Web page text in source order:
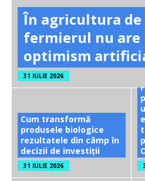
În agricultura de
fermierul nu are
optimism
31 IULIE 2026
Cum transformă
produsele biologice
rezultatele din câmp în
decizii de investiții
31 IULIE 2026